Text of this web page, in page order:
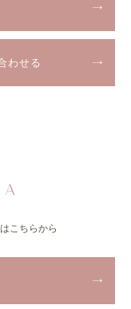
わせる
こちらから